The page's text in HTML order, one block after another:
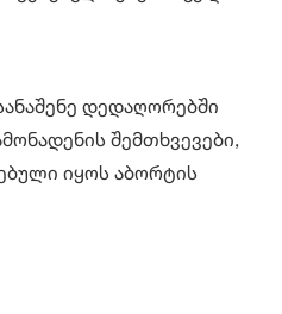
დედაღორებში
შემთხვევები,
იყოს აბორტის